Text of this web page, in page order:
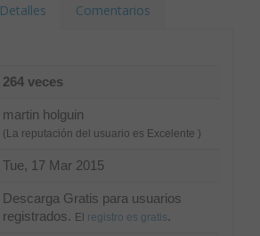
Detalles Comentarios
264 veces
martin holguin
(La reputación del usuario es Excelente )
Tue, 17 Mar 2015
Descarga Gratis para usuarios
registrados. El registro es gratis.